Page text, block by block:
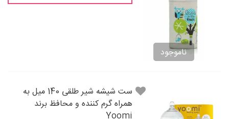
ناموجود
ست شیشه شیر طلقی 140 میل به
همراه گرم کننده و محافظ برند
Yoomi